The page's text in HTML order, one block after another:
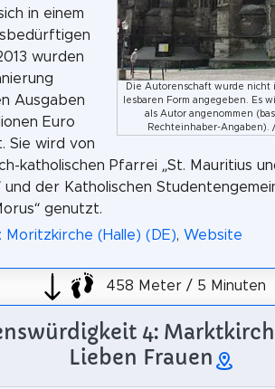
Die Autorenschaft wurde nicht
lesbaren Form angegeben. Es
als Autor angenommen
Rechteinhaber-Angaben).
in einem
wurden
Ausgaben
Euro
Sie wird von
katholischen Pfarrei „St. Mauritius
und der Katholischen
genutzt.
Moritzkirche (Halle) (DE), Website
458 Meter / 5 Minuten
4:
Lieben Frauen